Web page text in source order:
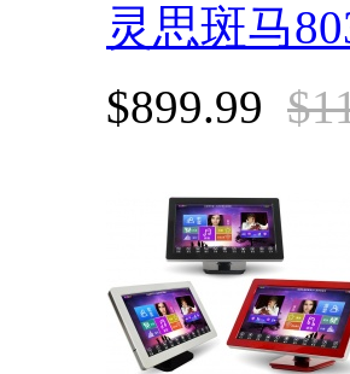
灵思斑马
$899.99